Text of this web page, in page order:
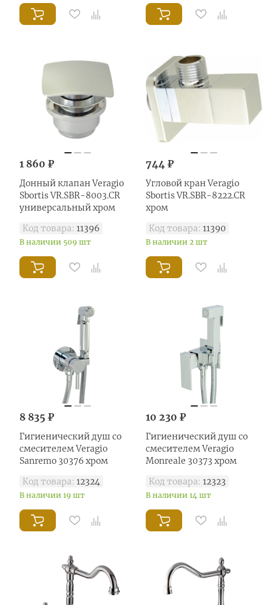
1 860 ₽
Донный клапан Veragio
Sbortis VR.SBR-8003.CR
универсальный хром
Код товара: 11396
В наличии 509 шт
744 ₽
Угловой кран Veragio
Sbortis VR.SBR-8222.CR
хром
Код товара: 11390
В наличии 2 шт
8 835 ₽
Гигиенический душ со
смесителем Veragio
Sanremo 30376 хром
Код товара: 12324
В наличии 19 шт
10 230 ₽
Гигиенический душ со
смесителем Veragio
Monreale 30373 хром
Код товара: 12323
В наличии 14 шт